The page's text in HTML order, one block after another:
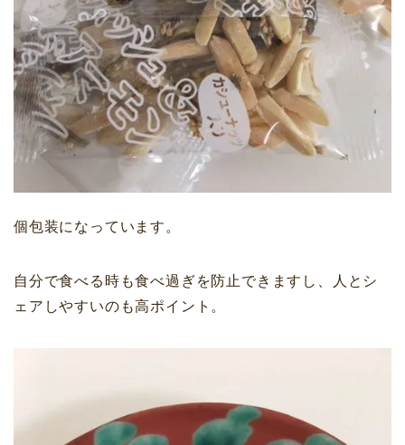
個包装になっています。
自分で食べる時も食べ過ぎを防止できますし、人とシ
ェアしやすいのも高ポイント。